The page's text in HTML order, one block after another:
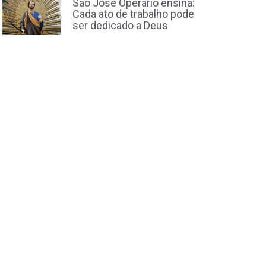
São José Operário ensina:
Cada ato de trabalho pode
ser dedicado a Deus